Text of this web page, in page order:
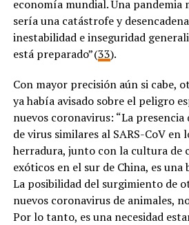
economía mundial. Una pandemia
sería una catástrofe y
inestabilidad e inseguridad
está preparado” (33).
Con mayor precisión aún si cabe,
ya había avisado sobre el peligro
nuevos coronavirus: “La
de virus similares al SARS-CoV en
herradura, junto con la cultura de
exóticos en el sur de China, es
La posibilidad del surgimiento de
nuevos coronavirus de animales,
Por lo tanto, es una necesidad